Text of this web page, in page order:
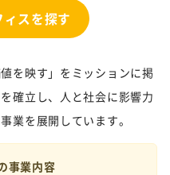
スを探す
を映す」をミッションに掲
確立し、人と社会に影響力
業を展開しています。
事業内容